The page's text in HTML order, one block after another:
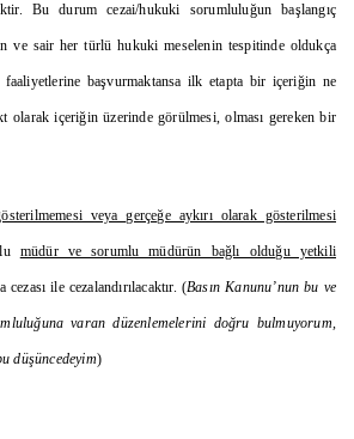
Bu durum cezai/hukuki sorumluluğun başlangıç
ve sair her türlü hukuki meselenin tespitinde oldukça
başvurmaktansa ilk etapta bir içeriğin ne
olarak içeriğin üzerinde görülmesi, olması gereken bir
veya gerçeğe aykırı olarak gösterilmesi
müdür ve sorumlu müdürün bağlı olduğu yetkili
ile cezalandırılacaktır. (Basın Kanunu’nun bu ve
varan düzenlemelerini doğru bulmuyorum,
düşüncedeyim)